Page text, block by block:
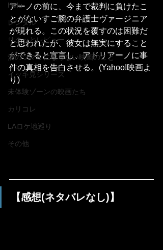
Hulu
レンタル
サクッとレビュー
酒のツマミにならない映画のこと
イッキ見シリーズ
未体験ゾーンの映画たち
カリコレ
LAロケ地巡り
その他
アーノの前に、今まで裁判に負けたこ
とがないすご腕の弁護士ヴァージニア
が現れる。この状況を覆すのは困難だ
と思われたが、彼女は無実にすること
ができると宣言し、アドリアーノに事
件の真相を告白させる。(Yahoo!映画よ
り)
【感想(ネタバレなし)】